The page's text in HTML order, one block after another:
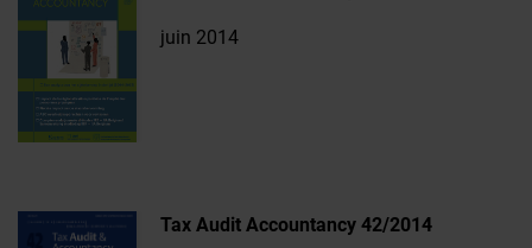
juin 2014
Tax Audit Accountancy 42/2014